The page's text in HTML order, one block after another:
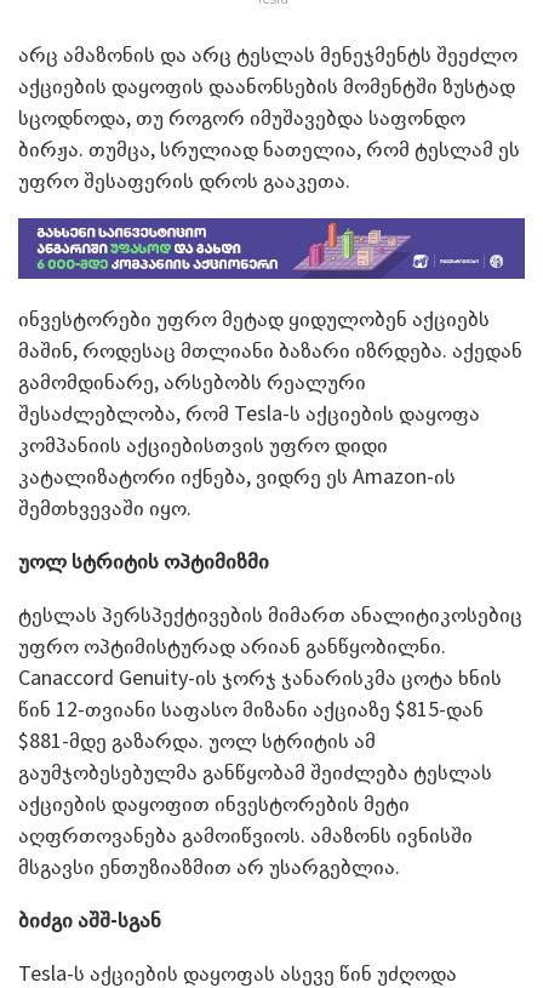
არც ამაზონის და არც ტესლას მენეჯმენტს შეეძლო
აქციების დაყოფის დაანონსების მომენტში ზუსტად
სცოდნოდა, თუ როგორ იმუშავებდა საფონდო
ბირჟა. თუმცა, სრულიად ნათელია, რომ ტესლამ ეს
უფრო შესაფერის დროს გააკეთა.
ინვესტორები უფრო მეტად ყიდულობენ აქციებს
მაშინ, როდესაც მთლიანი ბაზარი იზრდება. აქედან
გამომდინარე, არსებობს რეალური
შესაძლებლობა, რომ Tesla-ს აქციების დაყოფა
კომპანიის აქციებისთვის უფრო დიდი
კატალიზატორი იქნება, ვიდრე ეს Amazon-ის
შემთხვევაში იყო.
უოლ სტრიტის ოპტიმიზმი
ტესლას პერსპექტივების მიმართ ანალიტიკოსებიც
უფრო ოპტიმისტურად არიან განწყობილნი.
Canaccord Genuity-ის ჯორჯ ჯანარისკმა ცოტა ხნის
წინ 12-თვიანი საფასო მიზანი აქციაზე $815-დან
$881-მდე გაზარდა. უოლ სტრიტის ამ
გაუმჯობესებულმა განწყობამ შეიძლება ტესლას
აქციების დაყოფით ინვესტორების მეტი
აღფრთოვანება გამოიწვიოს. ამაზონს ივნისში
მსგავსი ენთუზიაზმით არ უსარგებლია.
ბიძგი აშშ-სგან
Tesla-ს აქციების დაყოფას ასევე წინ უძღოდა